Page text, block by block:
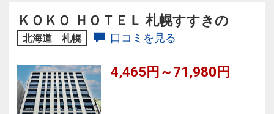
※詳細は公式サイトにてご確認ください。
ＫＯＫＯ ＨＯＴＥＬ 札幌すすきの
北海道 札幌 口コミを見る
4,465円～71,980円